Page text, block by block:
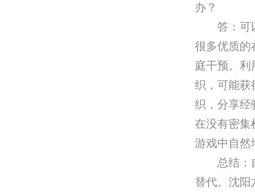
办？
答：可以
很多优质的
庭干预。利
织，可能获
织，分享经
在没有密集
游戏中自然
总结：自
替代。沈阳